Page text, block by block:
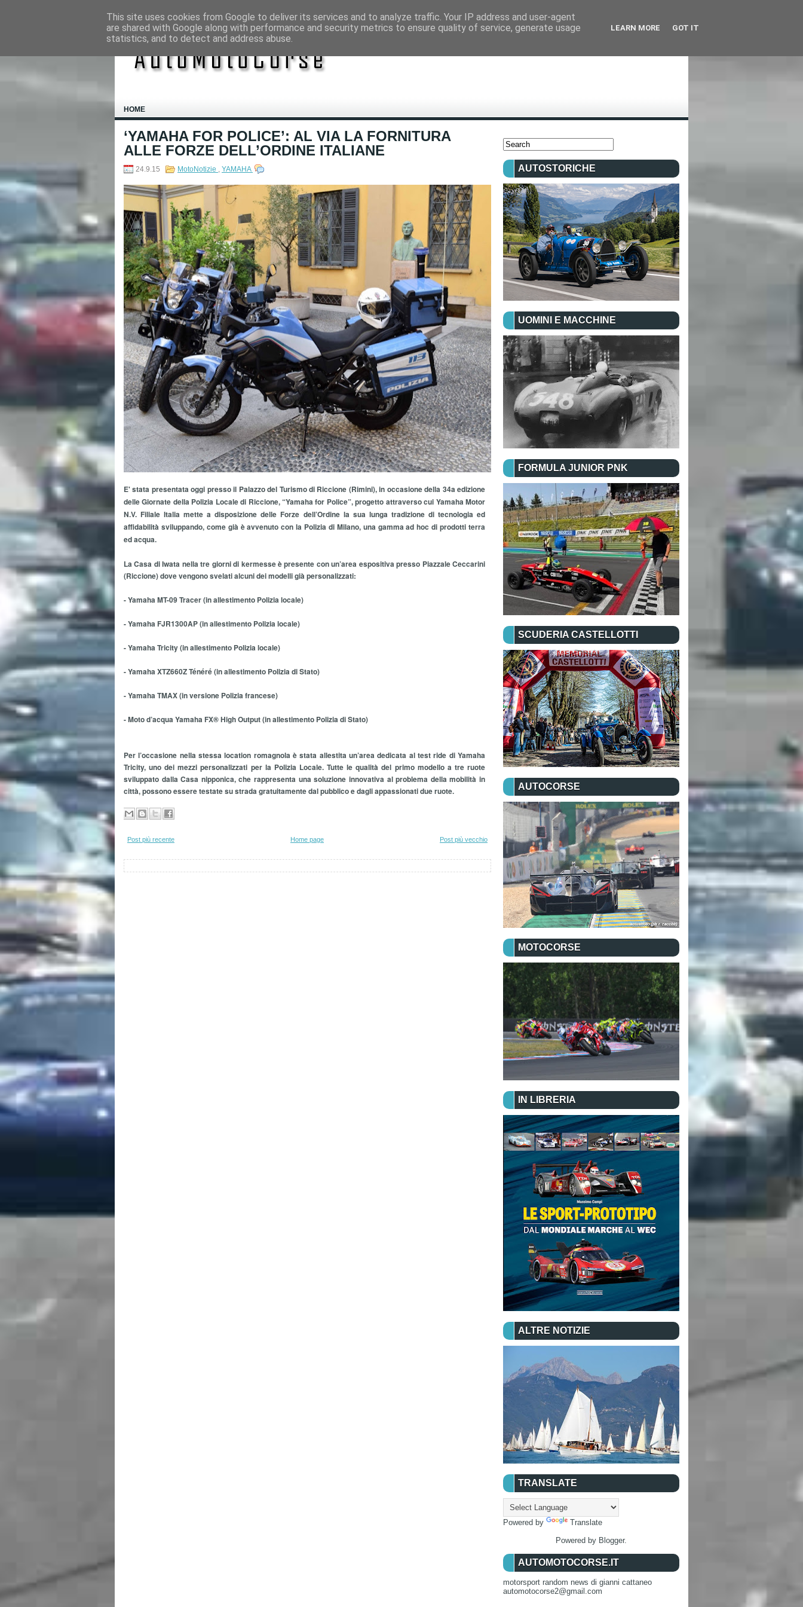
HOME
‘YAMAHA FOR POLICE’: AL VIA LA FORNITURA
ALLE FORZE DELL’ORDINE ITALIANE
24.9.15 MotoNotizie , YAMAHA
E' stata presentata oggi presso il Palazzo del Turismo di Riccione (Rimini), in occasione della 34a edizione
delle Giornate della Polizia Locale di Riccione, “Yamaha for Police”, progetto attraverso cui Yamaha Motor
N.V. Filiale Italia mette a disposizione delle Forze dell’Ordine la sua lunga tradizione di tecnologia ed
affidabilità sviluppando, come già è avvenuto con la Polizia di Milano, una gamma ad hoc di prodotti terra
ed acqua.
La Casa di Iwata nella tre giorni di kermesse è presente con un’area espositiva presso Piazzale Ceccarini
(Riccione) dove vengono svelati alcuni dei modelli già personalizzati:
- Yamaha MT-09 Tracer (in allestimento Polizia locale)
- Yamaha FJR1300AP (in allestimento Polizia locale)
- Yamaha Tricity (in allestimento Polizia locale)
- Yamaha XTZ660Z Ténéré (in allestimento Polizia di Stato)
- Yamaha TMAX (in versione Polizia francese)
- Moto d’acqua Yamaha FX® High Output (in allestimento Polizia di Stato)
Per l’occasione nella stessa location romagnola è stata allestita un’area dedicata al test ride di Yamaha
Tricity, uno dei mezzi personalizzati per la Polizia Locale. Tutte le qualità del primo modello a tre ruote
sviluppato dalla Casa nipponica, che rappresenta una soluzione innovativa al problema della mobilità in
città, possono essere testate su strada gratuitamente dal pubblico e dagli appassionati due ruote.
Post più recente Post più vecchio
Home page
AUTOSTORICHE
UOMINI E MACCHINE
FORMULA JUNIOR PNK
SCUDERIA CASTELLOTTI
AUTOCORSE
MOTOCORSE
IN LIBRERIA
ALTRE NOTIZIE
TRANSLATE
Powered by
Translate
Powered by Blogger.
AUTOMOTOCORSE.IT
motorsport random news di gianni cattaneo
automotocorse2@gmail.com
This site uses cookies from Google to deliver its services and to analyze traffic. Your IP address and user-agent
are shared with Google along with performance and security metrics to ensure quality of service, generate usage
statistics, and to detect and address abuse.
LEARN MORE GOT IT